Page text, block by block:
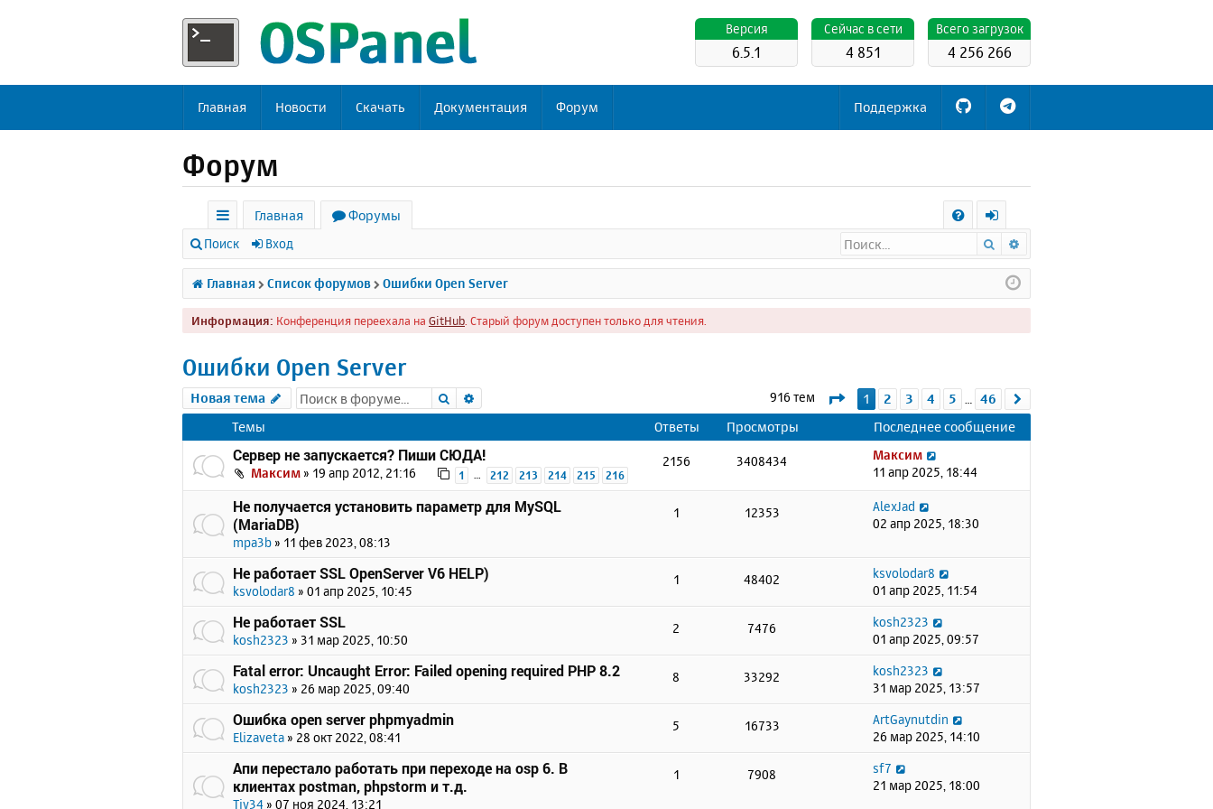
Всего загрузок
4 256 266
Cейчас в сети
4 851
Версия
6.5.1
Главная Новости Скачать Документация Форум Поддержка
Форум
с
ы
л
к
Главная
Форумы
Q
х
о
д
Поиск Вход Поиск
Главная Список форумов Ошибки Open Server
Информация: Конференция переехала на GitHub . Старый форум доступен только для чтения.
Ошибки Open Server
Новая тема Поиск 916 тем Страница1 из 46
1 2 3 4 5 46
Темы
Ответы Просмотры Последнее сообщение
Сервер не запускается? Пиши СЮДА!
Максим» 19 апр 2012, 21:16 1 212 213 214 215 216
2156 3408434
Максим
11 апр 2025, 18:44
Не получается установить параметр для MySQL
(MariaDB)
mpa3b » 11 фев 2023, 08:13
1 12353
AlexJad
02 апр 2025, 18:30
Не работает SSL OpenServer V6 HELP)
ksvolodar8 » 01 апр 2025, 10:45
1 48402
ksvolodar8
01 апр 2025, 11:54
Не работает SSL
kosh2323 » 31 мар 2025, 10:50
2 7476
kosh2323
01 апр 2025, 09:57
Fatal error: Uncaught Error: Failed opening required PHP 8.2
kosh2323 » 26 мар 2025, 09:40
8 33292
kosh2323
31 мар 2025, 13:57
Ошибка open server phpmyadmin
Elizaveta » 28 окт 2022, 08:41
5 16733
ArtGaynutdin
26 мар 2025, 14:10
Апи перестало работать при переходе на osp 6. В
клиентах postman, phpstorm и т.д.
Tiv34 » 07 ноя 2024, 13:21
1 7908
sf7
21 мар 2025, 18:00